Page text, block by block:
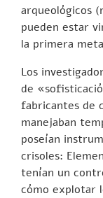
arqueológicos
pueden estar
la primera
Los
de
fabricantes de
manejaban
poseían
crisoles:
tenían un
cómo explotar